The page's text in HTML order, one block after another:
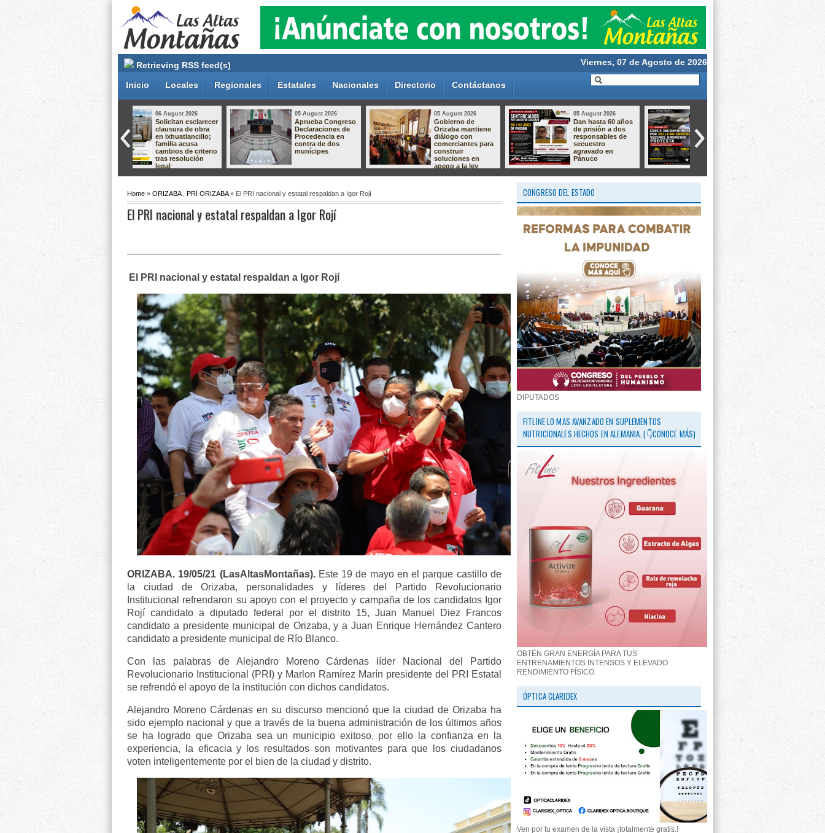
Retrieving RSS feed(s) Viernes, 07 de Agosto de 2026
Inicio Locales Regionales Estatales Nacionales Directorio Contáctanos
05 August 2026
Gobierno de
Orizaba mantiene
diálogo con
comerciantes para
construir
soluciones en
apego a la ley
05 August 2026
Dan hasta 60 años
de prisión a dos
responsables de
secuestro
agravado en
05 August 2026
descontento por el
relleno sanitario de
Nogales; vecinos
preparan protesta
por presuntas
afectaciones
05 August 2026
Aprende a crear la
magia de nuestras
tradiciones!
Taller de Cultivo de
Langostino –
Home » ORIZABA, PRI ORIZABA» El PRI nacional y estatal respaldan a Igor Rojí
El PRI nacional y estatal respaldan a Igor Rojí
El PRI nacional y estatal respaldan a Igor Rojí
ORIZABA. 19/05/21 (LasAltasMontañas). Este 19 de mayo en el parque castillo de
la ciudad de Orizaba, personalidades y líderes del Partido Revolucionario
Institucional refrendaron su apoyo con el proyecto y campaña de los candidatos Igor
Rojí candidato a diputado federal por el distrito 15, Juan Manuel Diez Francos
candidato a presidente municipal de Orizaba, y a Juan Enrique Hernández Cantero
candidato a presidente municipal de Río Blanco.
Con las palabras de Alejandro Moreno Cárdenas líder Nacional del Partido
Revolucionario Institucional (PRI) y Marlon Ramírez Marín presidente del PRI Estatal
se refrendó el apoyo de la institución con dichos candidatos.
Alejandro Moreno Cárdenas en su discurso mencionó que la ciudad de Orizaba ha
sido ejemplo nacional y que a través de la buena administración de los últimos años
se ha logrado que Orizaba sea un municipio exitoso, por ello la confianza en la
experiencia, la eficacia y los resultados son motivantes para que los ciudadanos
voten inteligentemente por el bien de la ciudad y distrito.
CONGRESO DEL ESTADO
DIPUTADOS
FITLINE LO MAS AVANZADO EN SUPLEMENTOS
NUTRICIONALES HECHOS EN ALEMANIA. (👇CONOCE MÁS)
OBTÉN GRAN ENERGÍA PARA TUS
ENTRENAMIENTOS INTENSOS Y ELEVADO
RENDIMIENTO FÍSICO.
ÓPTICA CLARIDEX
Ven por tu examen de la vista ¡totalmente gratis.!